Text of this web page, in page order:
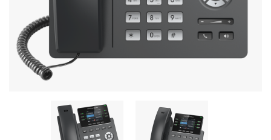
Server equipment
Video conferencing
Digital Signage
Video surveillance